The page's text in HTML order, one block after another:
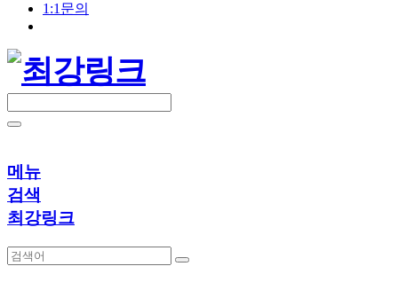
1:1문의
메뉴
검색
최강링크